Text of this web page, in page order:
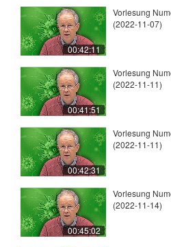
00:42:11
Vorlesung
(2022-11-07)
00:41:51
Vorlesung
(2022-11-11)
00:42:31
Vorlesung
(2022-11-11)
00:45:02
Vorlesung
(2022-11-14)